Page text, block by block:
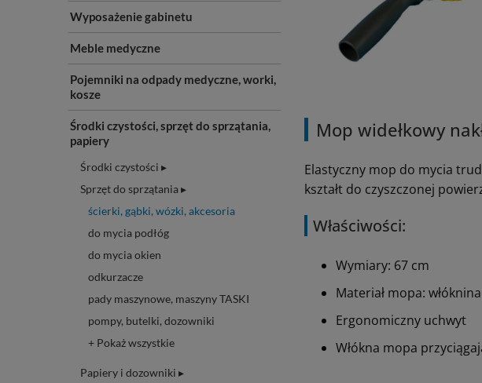
Wyposażenie gabinetu
Meble medyczne
Pojemniki na odpady medyczne, worki,
kosze
Środki czystości, sprzęt do sprzątania,
papiery
Środki czystości ▸
Sprzęt do sprzątania ▸
ścierki, gąbki, wózki, akcesoria
do mycia podłóg
do mycia okien
odkurzacze
pady maszynowe, maszyny TASKI
pompy, butelki, dozowniki
+ Pokaż wszystkie
Papiery i dozowniki ▸
Mop widełkowy
Elastyczny mop do mycia
kształt do czyszczonej
Właściwości:
Wymiary: 67 cm
Materiał mopa:
Ergonomiczny uchwyt
Włókna mopa